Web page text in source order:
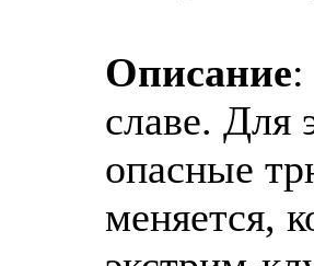
Описание
славе. Для
опасные
меняется,